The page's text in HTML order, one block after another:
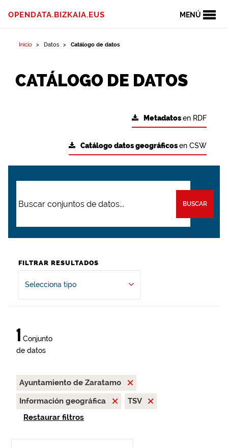
MENÚ
OPENDATA.BIZKAIA.EUS
Inicio Datos Catálogo de datos
CATÁLOGO DE DATOS
Metadatosen RDF
Catálogo datos geográficosen CSW
BUSCAR
FILTRAR RESULTADOS
Selecciona tipo
1 Conjunto
de datos
Ayuntamiento de Zaratamo
Información geográfica
TSV
Restaurar filtros